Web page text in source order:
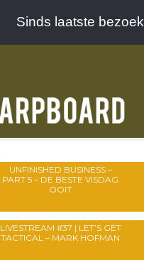
Sinds laatste bezoek
UNFINISHED BUSINESS –
PART 5 – DE BESTE VISDAG
OOIT
LIVESTREAM #37 | LET’S GET
TACTICAL – MARK HOFMAN